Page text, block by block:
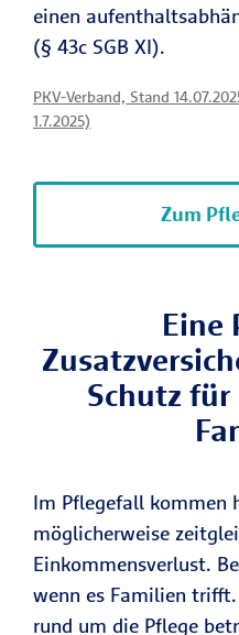
einen
(§ 43c SGB XI).
PKV-Verband, Stand
1.7.2025)
Zum
Eine
Schutz für
Im Pflegefall kommen
möglicherweise
Einkommensverlust.
wenn es Familien
rund um die Pflege